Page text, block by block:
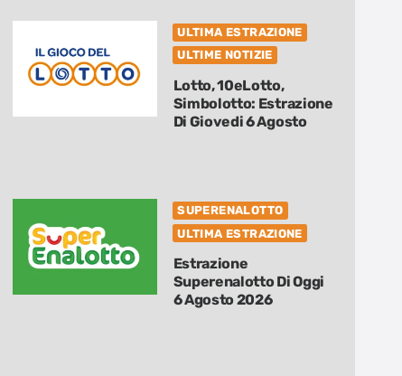
ULTIMA ESTRAZIONE
ULTIME NOTIZIE
Lotto, 10eLotto,
Simbolotto: Estrazione
Di Giovedi 6 Agosto
SUPERENALOTTO
ULTIMA ESTRAZIONE
Estrazione
Superenalotto Di Oggi
6 Agosto 2026